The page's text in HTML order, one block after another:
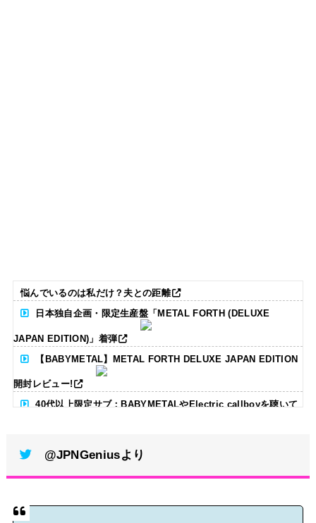
悩んでいるのは私だけ？夫との距離
日本独自企画・限定生産盤「METAL FORTH (DELUXE
JAPAN EDITION)」着弾
【BABYMETAL】METAL FORTH DELUXE JAPAN EDITION
開封レビュー!
40代以上限定サブ：BABYMETALやElectric callboyを聴いて
BABYMETAL「CANNONBALL外伝」グッズ販売決定
@JPNGeniusより